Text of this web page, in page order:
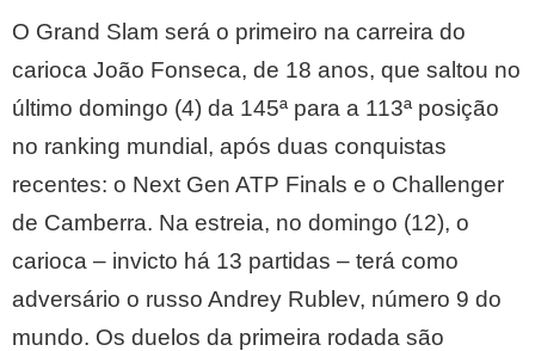
O Grand Slam será o primeiro na carreira do
carioca João Fonseca, de 18 anos, que saltou no
último domingo (4) da 145ª para a 113ª posição
no ranking mundial, após duas conquistas
recentes: o Next Gen ATP Finals e o Challenger
de Camberra. Na estreia, no domingo (12), o
carioca – invicto há 13 partidas – terá como
adversário o russo Andrey Rublev, número 9 do
mundo. Os duelos da primeira rodada são